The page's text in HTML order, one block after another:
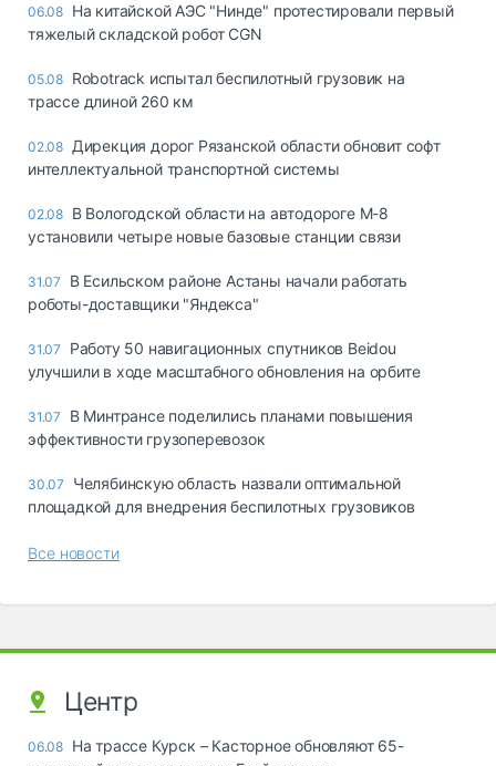
06.08 На китайской АЭС "Нинде" протестировали первый
тяжелый складской робот CGN
05.08 Robotrack испытал беспилотный грузовик на
трассе длиной 260 км
02.08 Дирекция дорог Рязанской области обновит софт
интеллектуальной транспортной системы
02.08 В Вологодской области на автодороге М-8
установили четыре новые базовые станции связи
31.07
В Есильском районе Астаны начали работать
роботы-доставщики "Яндекса"
31.07
Работу 50 навигационных спутников Beidou
улучшили в ходе масштабного обновления на орбите
31.07
В Минтрансе поделились планами повышения
эффективности грузоперевозок
30.07
Челябинскую область назвали оптимальной
площадкой для внедрения беспилотных грузовиков
Все новости
Центр
06.08 На трассе Курск – Касторное обновляют 65-